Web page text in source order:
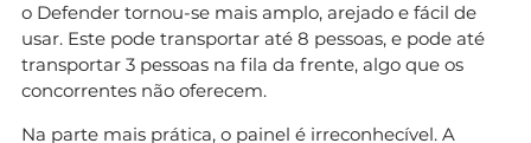
o Defender tornou-se mais amplo, arejado e fácil de
usar. Este pode transportar até 8 pessoas, e pode até
transportar 3 pessoas na fila da frente, algo que os
concorrentes não oferecem.
Na parte mais prática, o painel é irreconhecível. A